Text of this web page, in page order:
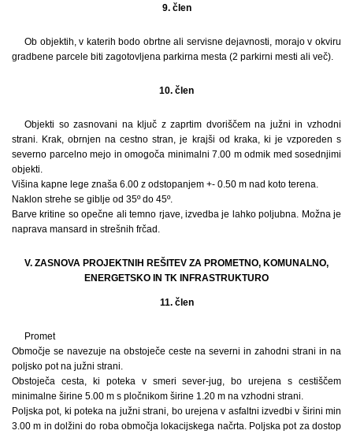
9. člen
Ob objektih, v katerih bodo obrtne ali servisne dejavnosti, morajo v okviru
gradbene parcele biti zagotovljena parkirna mesta (2 parkirni mesti ali več).
10. člen
Objekti so zasnovani na ključ z zaprtim dvoriščem na južni in vzhodni
strani. Krak, obrnjen na cestno stran, je krajši od kraka, ki je vzporeden s
severno parcelno mejo in omogoča minimalni 7.00 m odmik med sosednjimi
objekti.
Višina kapne lege znaša 6.00 z odstopanjem +- 0.50 m nad koto terena.
Naklon strehe se giblje od 35º do 45º.
Barve kritine so opečne ali temno rjave, izvedba je lahko poljubna. Možna je
naprava mansard in strešnih frčad.
V. ZASNOVA PROJEKTNIH REŠITEV ZA PROMETNO, KOMUNALNO,
ENERGETSKO IN TK INFRASTRUKTURO
11. člen
Promet
Območje se navezuje na obstoječe ceste na severni in zahodni strani in na
poljsko pot na južni strani.
Obstoječa cesta, ki poteka v smeri sever-jug, bo urejena s cestiščem
minimalne širine 5.00 m s pločnikom širine 1.20 m na vzhodni strani.
Poljska pot, ki poteka na južni strani, bo urejena v asfaltni izvedbi v širini min
3.00 m in dolžini do roba območja lokacijskega načrta. Poljska pot za dostop